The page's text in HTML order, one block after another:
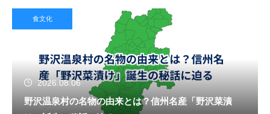
食文化
2026.08.06
野沢温泉村の名物の由来とは？信州名産「野沢菜漬